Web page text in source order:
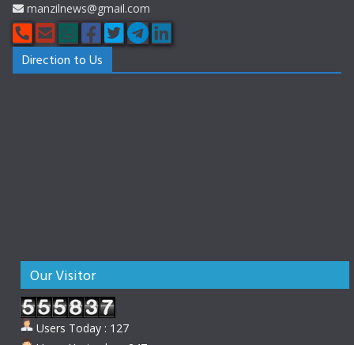
manzilnews@gmail.com
Direction to Us
Our Visitor
Users Today : 127